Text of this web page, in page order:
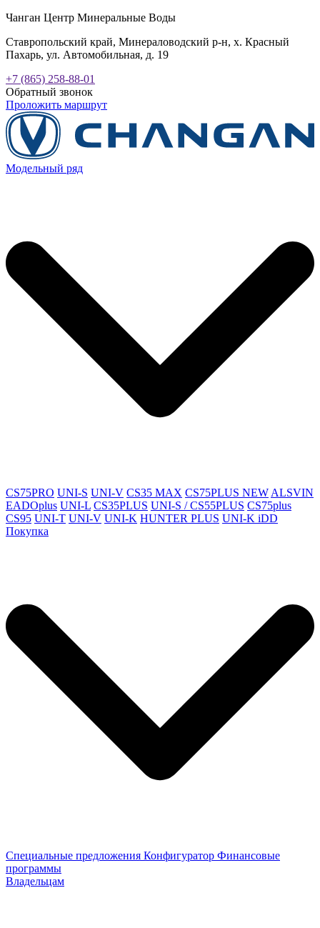
Чанган Центр Минеральные Воды
Ставропольский край, Минераловодский р-н, х. Красный
Пахарь, ул. Автомобильная, д. 19
+7 (865) 258-88-01
Обратный звонок
Проложить маршрут
Модельный ряд
CS75PRO UNI-S UNI-V CS35 MAX CS75PLUS NEW ALSVIN
EADOplus UNI-L CS35PLUS UNI-S / CS55PLUS CS75plus
CS95 UNI-T UNI-V UNI-K HUNTER PLUS UNI-K iDD
Покупка
Специальные предложения Конфигуратор Финансовые
программы
Владельцам